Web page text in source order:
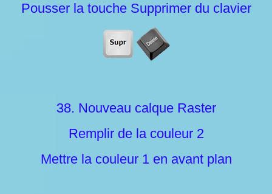
Pousser la touche Supprimer du clavier
38. Nouveau calque Raster
Remplir de la couleur 2
Mettre la couleur 1 en avant plan